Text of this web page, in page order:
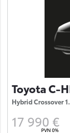
Toyota C-
Hybrid Crossover
17 990 €
PVN 0%